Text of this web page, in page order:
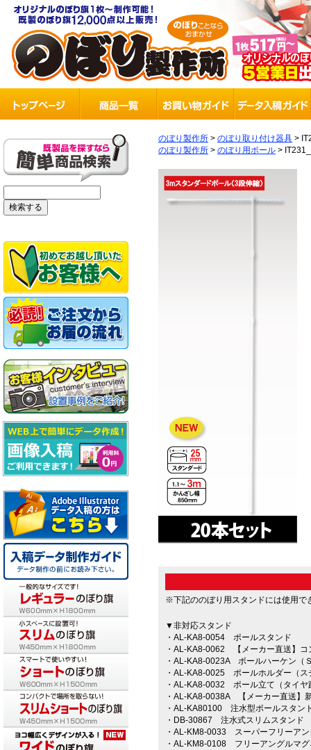
のぼり製作所 > のぼり取り付け器具 >
のぼり製作所 > のぼり用ポール >
※下記ののぼり用スタンドには使用で
▼非対応スタンド
・AL-KA8-0054 ポールスタンド
・AL-KA8-0062 【メーカー直送】コ
・AL-KA8-0023A ポールハーケン（
・AL-KA8-0025 ポールホルダー（ス
・AL-KA8-0032 ポール立て（タイヤ
・AL-KA8-0038A 【メーカー直送】
・AL-KA80100 注水型ポールスタン
・DB-30867 注水式スリムスタンド
・AL-KM8-0033 スーパーフリーア
・AL-KM8-0108 フリーアングルマグ